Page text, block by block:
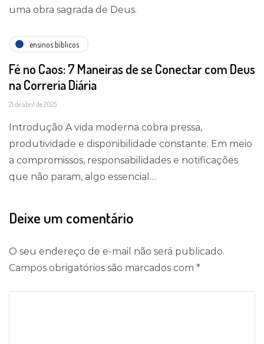
uma obra sagrada de Deus.
ensinos bíblicos
Fé no Caos: 7 Maneiras de se Conectar com Deus
na Correria Diária
21 de abril de 2025
Introdução A vida moderna cobra pressa,
produtividade e disponibilidade constante. Em meio
a compromissos, responsabilidades e notificações
que não param, algo essencial…
Deixe um comentário
O seu endereço de e-mail não será publicado.
Campos obrigatórios são marcados com *